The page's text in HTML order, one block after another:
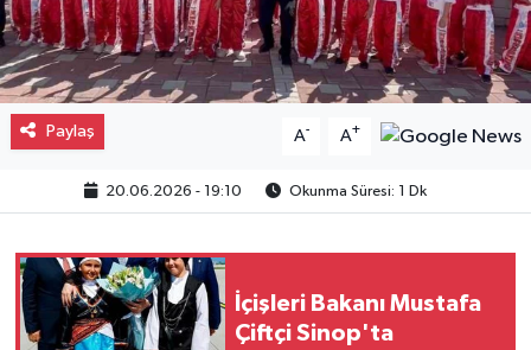
Paylaş A- A+
20.06.2026 - 19:10 Okunma Süresi: 1 Dk
İçişleri Bakanı Mustafa
Çiftçi Sinop'ta
Eğitim